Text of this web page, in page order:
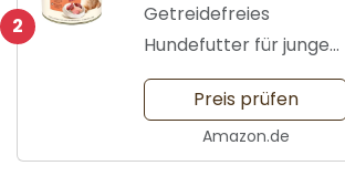
2
Getreidefreies
Hundefutter für junge
Hunde
Preis prüfen
Amazon.de